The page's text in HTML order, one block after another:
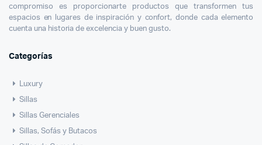
compromiso es proporcionarte productos que transformen tus
espacios en lugares de inspiración y confort, donde cada elemento
cuenta una historia de excelencia y buen gusto.
Categorías
Luxury
Sillas
Sillas Gerenciales
Sillas, Sofás y Butacos